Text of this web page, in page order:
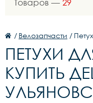
Товаров — 29
/ Велозапчасти /
ПЕТУХИ
КУПИТЬ